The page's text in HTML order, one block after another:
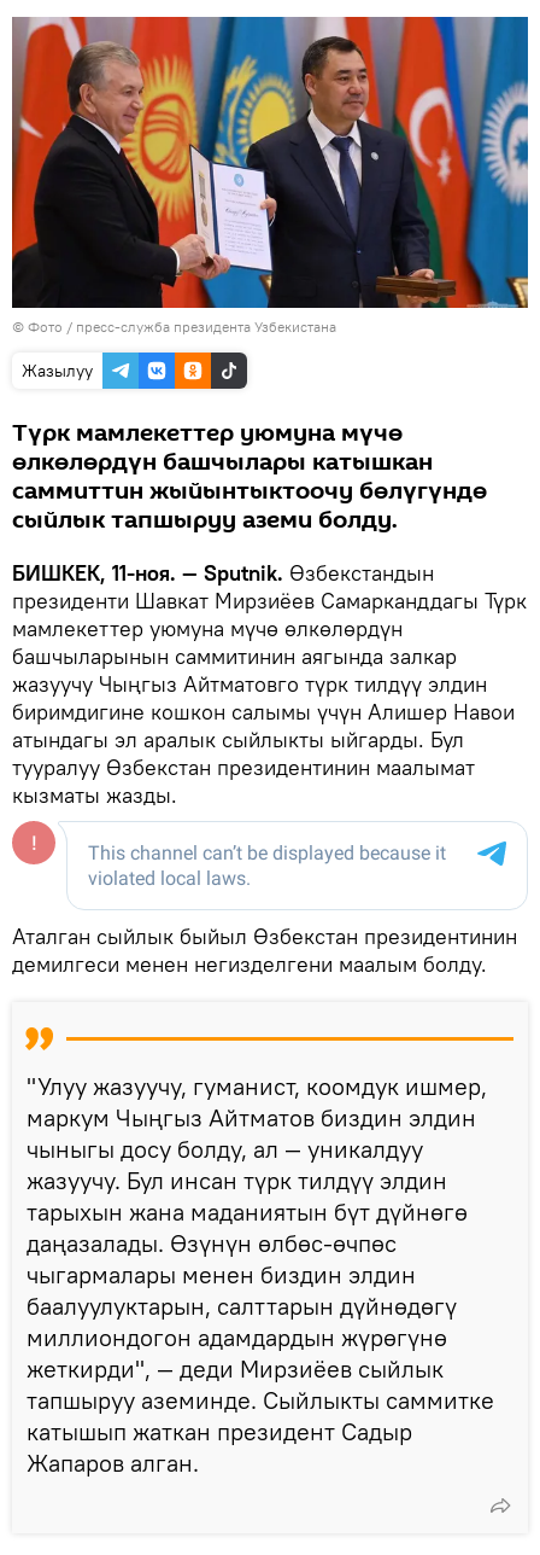
© Фото / пресс-служба президента Узбекистана
Жазылуу
Түрк мамлекеттер уюмуна мүчө
өлкөлөрдүн башчылары катышкан
саммиттин жыйынтыктоочу бөлүгүндө
сыйлык тапшыруу аземи болду.
БИШКЕК, 11-ноя. — Sputnik. Өзбекстандын
президенти Шавкат Мирзиёев Самарканддагы Түрк
мамлекеттер уюмуна мүчө өлкөлөрдүн
башчыларынын саммитинин аягында залкар
жазуучу Чыңгыз Айтматовго түрк тилдүү элдин
биримдигине кошкон салымы үчүн Алишер Навои
атындагы эл аралык сыйлыкты ыйгарды. Бул
тууралуу Өзбекстан президентинин маалымат
кызматы жазды.
Аталган сыйлык быйыл Өзбекстан президентинин
демилгеси менен негизделгени маалым болду.
"Улуу жазуучу, гуманист, коомдук ишмер,
маркум Чыңгыз Айтматов биздин элдин
чыныгы досу болду, ал — уникалдуу
жазуучу. Бул инсан түрк тилдүү элдин
тарыхын жана маданиятын бүт дүйнөгө
даңазалады. Өзүнүн өлбөс-өчпөс
чыгармалары менен биздин элдин
баалуулуктарын, салттарын дүйнөдөгү
миллиондогон адамдардын жүрөгүнө
жеткирди", — деди Мирзиёев сыйлык
тапшыруу аземинде. Сыйлыкты саммитке
катышып жаткан президент Садыр
Жапаров алган.